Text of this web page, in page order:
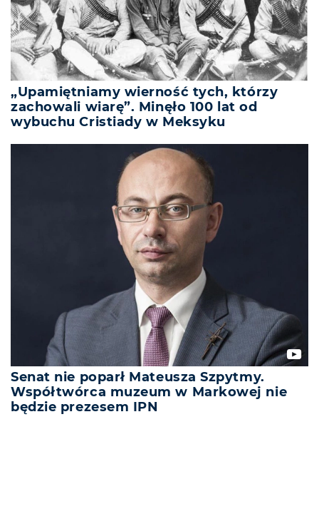
„Upamiętniamy wierność tych, którzy
zachowali wiarę”. Minęło 100 lat od
wybuchu Cristiady w Meksyku
Senat nie poparł Mateusza Szpytmy.
Współtwórca muzeum w Markowej nie
będzie prezesem IPN